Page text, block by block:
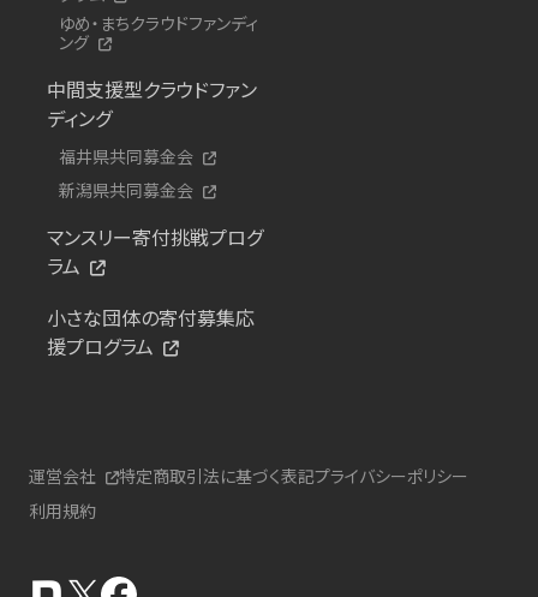
ゆめ・まちクラウドファンディ
ング
中間支援型クラウドファン
ディング
福井県共同募金会
新潟県共同募金会
マンスリー寄付挑戦プログ
ラム
小さな団体の寄付募集応
援プログラム
運営会社 特定商取引法に基づく表記プライバシーポリシー
利用規約